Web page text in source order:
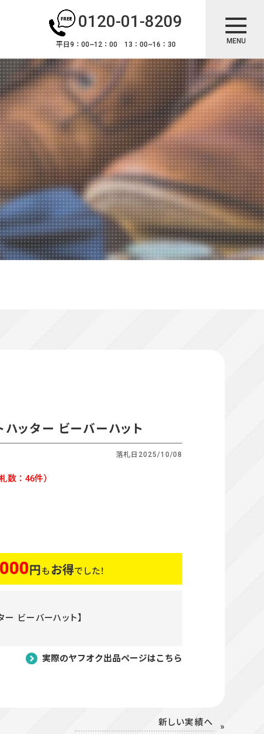
0120-01-8209
平日9：00~12：00 13：00~16：30 MENU
ッター ビーバーハット
落札日 2025/10/08
数：46件）
円も お得でした！
ー ビーバーハット】
実際のヤフオク出品ページはこちら
新しい実績へ